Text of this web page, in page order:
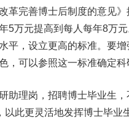
革完善博士后制度的意见
5万元提高到每人每年8万
平，设立更高的标准。要
，可以参照这一标准确定科
理岗，招聘博士毕业生，
以此更灵活地发挥博士毕业